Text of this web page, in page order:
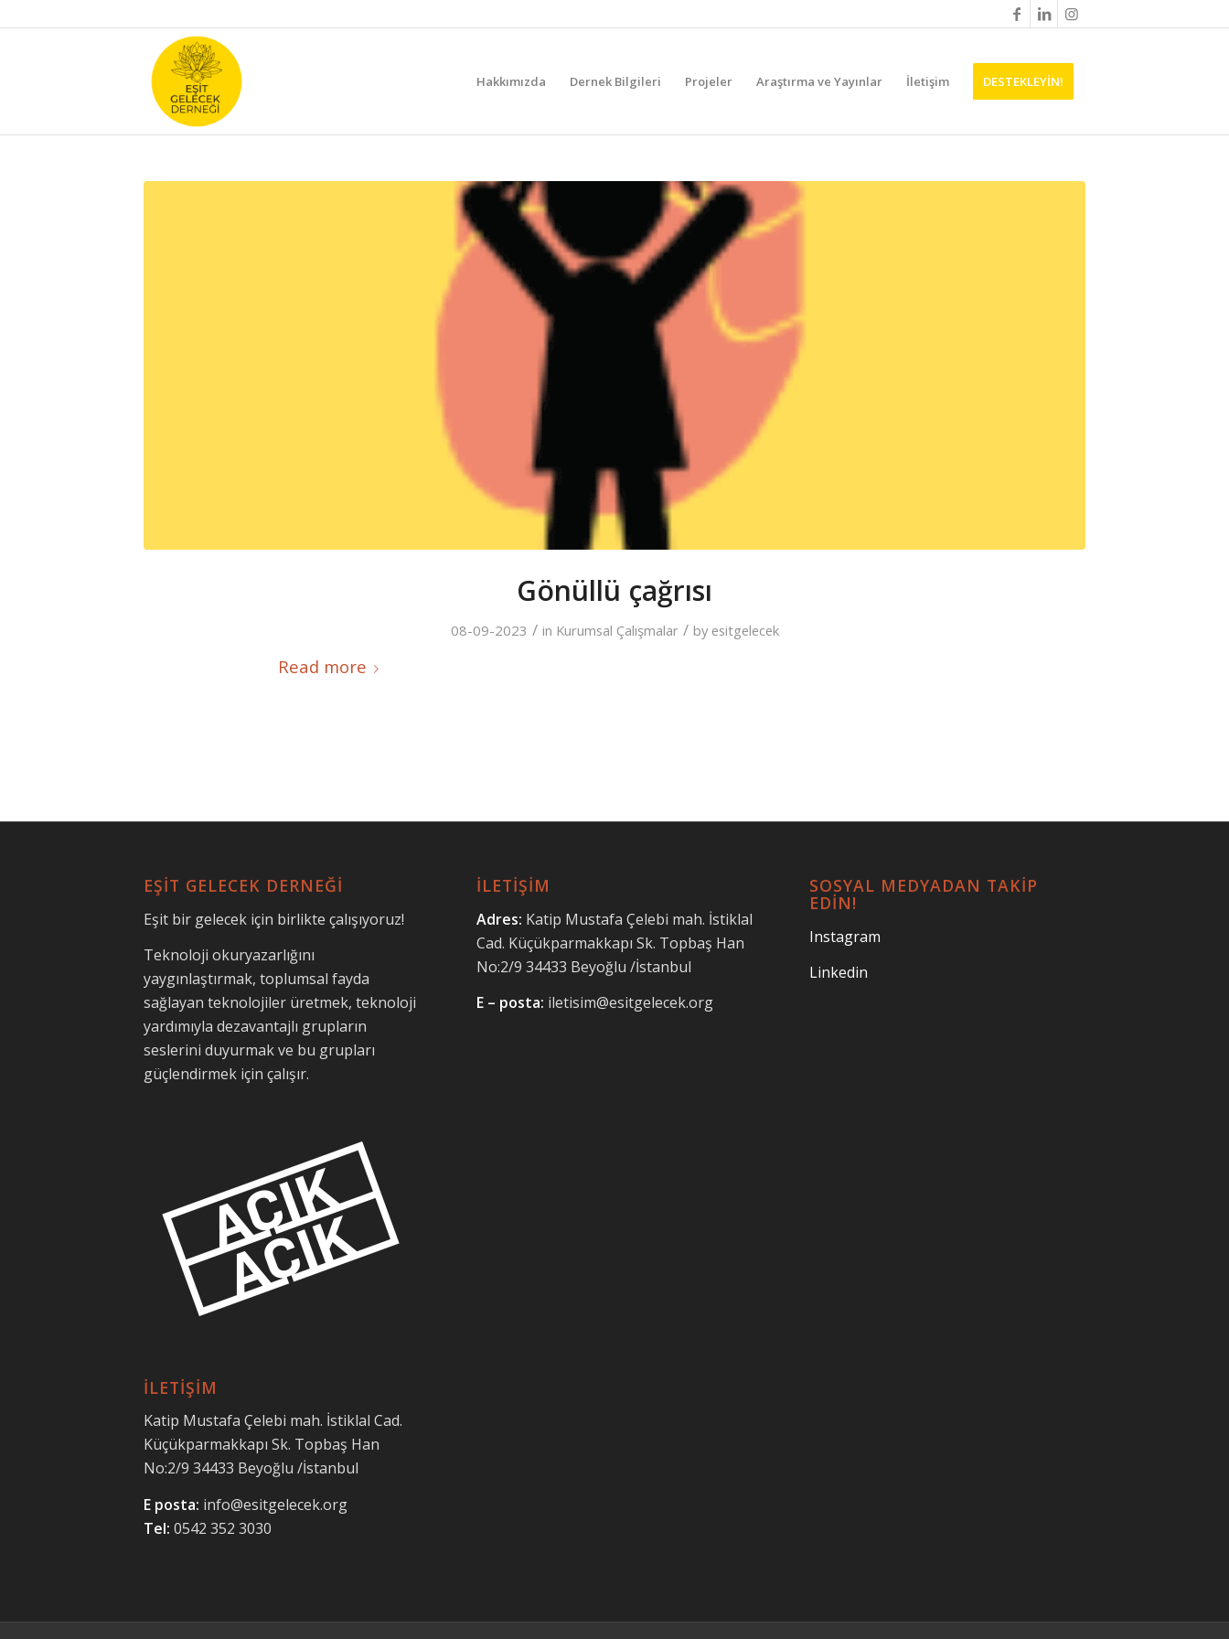
Hakkımızda Dernek Bilgileri Projeler Araştırma ve Yayınlar İletişim DESTEKLEYİN!
Gönüllü çağrısı
08-09-2023 / in Kurumsal Çalışmalar / by esitgelecek
Read more
EŞİT GELECEK DERNEĞİ
Eşit bir gelecek için birlikte çalışıyoruz!
Teknoloji okuryazarlığını
yaygınlaştırmak, toplumsal fayda
sağlayan teknolojiler üretmek, teknoloji
yardımıyla dezavantajlı grupların
seslerini duyurmak ve bu grupları
güçlendirmek için çalışır.
İLETİŞİM
Katip Mustafa Çelebi mah. İstiklal Cad.
Küçükparmakkapı Sk. Topbaş Han
No:2/9 34433 Beyoğlu /İstanbul
E posta: info@esitgelecek.org
Tel: 0542 352 3030
İLETİŞİM
Adres: Katip Mustafa Çelebi mah. İstiklal
Cad. Küçükparmakkapı Sk. Topbaş Han
No:2/9 34433 Beyoğlu /İstanbul
E – posta: iletisim@esitgelecek.org
SOSYAL MEDYADAN TAKİP
EDİN!
Instagram
Linkedin